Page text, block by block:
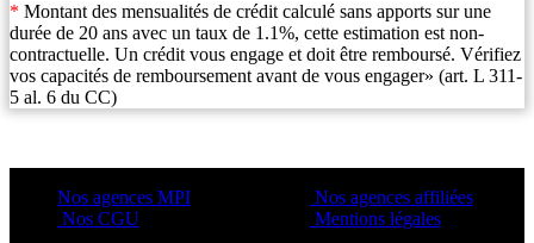
* Montant des mensualités de crédit calculé sans apports sur une
durée de 20 ans avec un taux de 1.1%, cette estimation est non-
contractuelle. Un crédit vous engage et doit être remboursé. Vérifiez
vos capacités de remboursement avant de vous engager» (art. L 311-
5 al. 6 du CC)
Nos agences MPI
Nos CGU
Nos agences affiliées
Mentions légales